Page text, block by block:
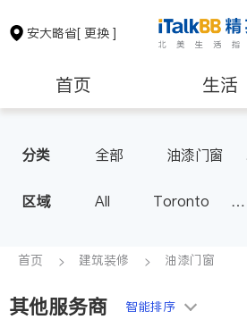
安大略省[ 更换 ]
首页 生活
保险理财 房地产租
银行贷款 会计师
建筑装修
分类 全部
油漆门窗
地板建材
水电冷暖
区域 All
Toronto
Scarborough
North York
首页 建筑装修 油漆门窗
其他服务商 智能排序